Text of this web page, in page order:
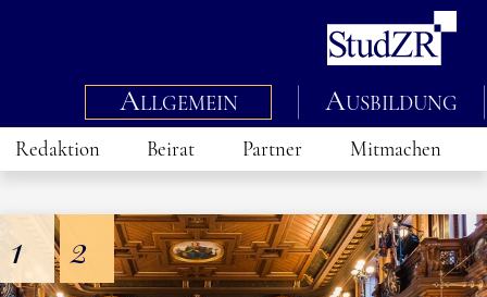
Allgemein Ausbildung
Redaktion Beirat Partner Mitmachen
1 2